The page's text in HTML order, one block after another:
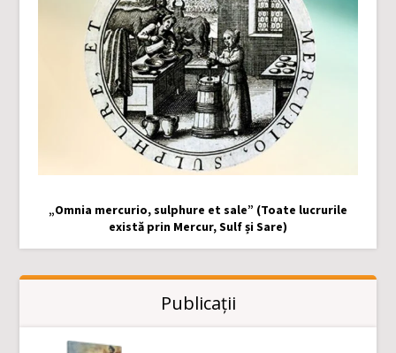
„Omnia mercurio, sulphure et sale” (Toate lucrurile
există prin Mercur, Sulf și Sare)
Publicații